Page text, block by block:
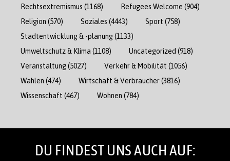
Rechtsextremismus (1168) Refugees Welcome (904)
Religion (570) Soziales (4443) Sport (758)
Stadtentwicklung & -planung(1133)
Umweltschutz & Klima (1108) Uncategorized (918)
Veranstaltung(5027) Verkehr & Mobilität (1056)
Wahlen (474) Wirtschaft & Verbraucher(3816)
Wissenschaft (467) Wohnen (784)
DU FINDEST UNS AUCH AUF: